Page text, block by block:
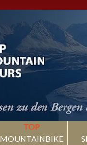
TOP
MOUNTAINBIKE